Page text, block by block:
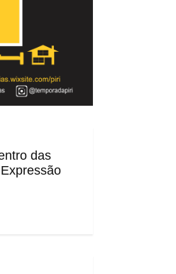
das